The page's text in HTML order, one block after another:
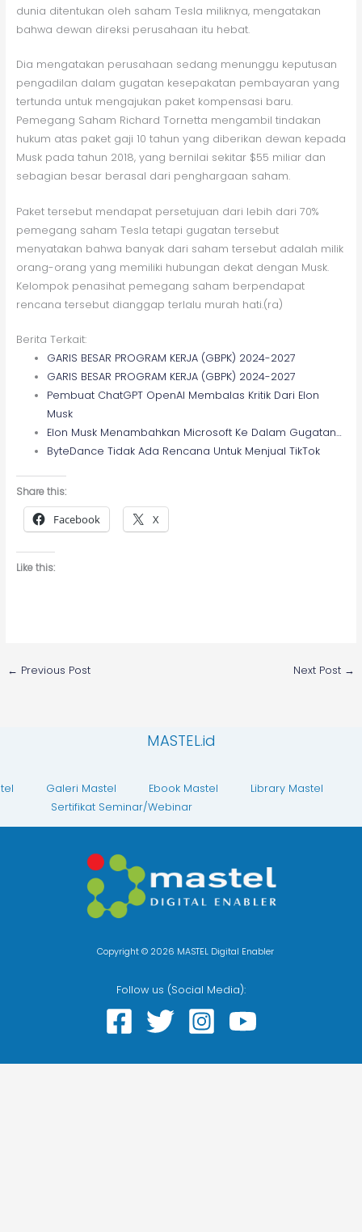
dunia ditentukan oleh saham Tesla miliknya, mengatakan
bahwa dewan direksi perusahaan itu hebat.
Dia mengatakan perusahaan sedang menunggu keputusan
pengadilan dalam gugatan kesepakatan pembayaran yang
tertunda untuk mengajukan paket kompensasi baru.
Pemegang Saham Richard Tornetta mengambil tindakan
hukum atas paket gaji 10 tahun yang diberikan dewan kepada
Musk pada tahun 2018, yang bernilai sekitar $55 miliar dan
sebagian besar berasal dari penghargaan saham.
Paket tersebut mendapat persetujuan dari lebih dari 70%
pemegang saham Tesla tetapi gugatan tersebut
menyatakan bahwa banyak dari saham tersebut adalah milik
orang-orang yang memiliki hubungan dekat dengan Musk.
Kelompok penasihat pemegang saham berpendapat
rencana tersebut dianggap terlalu murah hati.(ra)
Berita Terkait:
GARIS BESAR PROGRAM KERJA (GBPK) 2024-2027
GARIS BESAR PROGRAM KERJA (GBPK) 2024-2027
Pembuat ChatGPT OpenAI Membalas Kritik Dari Elon
Musk
Elon Musk Menambahkan Microsoft Ke Dalam Gugatan…
ByteDance Tidak Ada Rencana Untuk Menjual TikTok
Share this:
Facebook X
Like this:
← Previous Post Next Post →
MASTEL.id
Galeri Mastel Ebook Mastel
Library Mastel
Sertifikat Seminar/Webinar
Copyright © 2026 MASTEL Digital Enabler
Follow us (Social Media):